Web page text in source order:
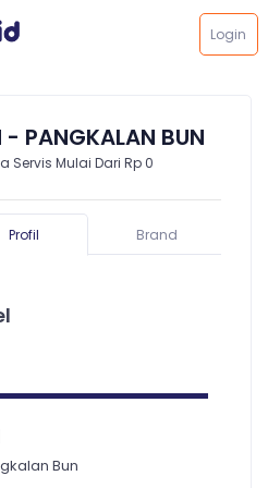
Login
- PANGKALAN BUN
Servis Mulai Dari Rp 0
Profil Brand
Bun